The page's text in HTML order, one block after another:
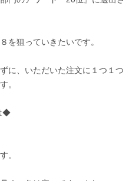
を狙っていきたいです。
に、いただいた注文に１つ１つ
。
◆
。